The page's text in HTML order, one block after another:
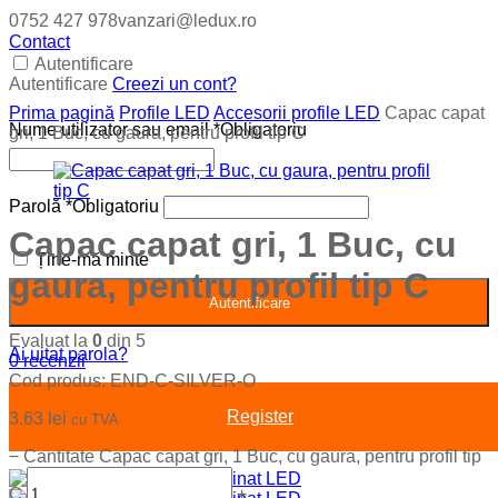
0752 427 978vanzari@ledux.ro
Contact
Autentificare
Autentificare Creezi un cont?
Nume utilizator sau email*Obligatoriu
Parolă*Obligatoriu
Ține-mă minte
Autentificare
Ai uitat parola?
Register
Prima pagină Profile LED Accesorii profile LED Capac capat
gri, 1 Buc, cu gaura, pentru profil tip C
Capac capat gri, 1 Buc, cu
gaura, pentru profil tip C
Evaluat la 0 din 5
0recenzii
Cod produs: END-C-SILVER-O
3.63 lei cu TVA
− Cantitate Capac capat gri, 1 Buc, cu gaura, pentru profil tip
C
+